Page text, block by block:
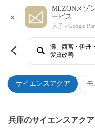
×
MEZONメゾ
ービス
入手 - Google
サイエンスアクア モ
髪質改善
兵庫のサイエンスアクア